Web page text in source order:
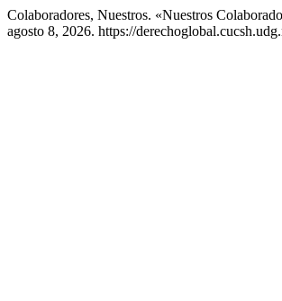
Colaboradores, Nuestros. «Nuestros
agosto 8, 2026. https://